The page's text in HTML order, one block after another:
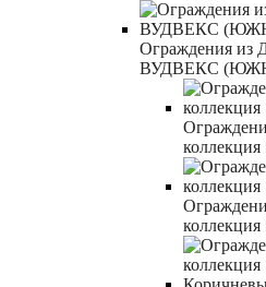
Ограждения
ВУДВЕКС